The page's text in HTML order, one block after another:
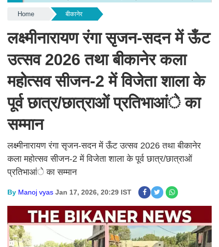
Home बीकानेर
लक्ष्मीनारायण रंगा सृजन-सदन में ऊँट
उत्सव 2026 तथा बीकानेर कला
महोत्सव सीजन-2 में विजेता शाला के
पूर्व छात्र/छात्राओं प्रतिभाआंे का
सम्मान
लक्ष्मीनारायण रंगा सृजन-सदन में ऊँट उत्सव 2026 तथा बीकानेर
कला महोत्सव सीजन-2 में विजेता शाला के पूर्व छात्र/छात्राओं
प्रतिभाआंे का सम्मान
By Manoj vyas Jan 17, 2026, 20:29 IST